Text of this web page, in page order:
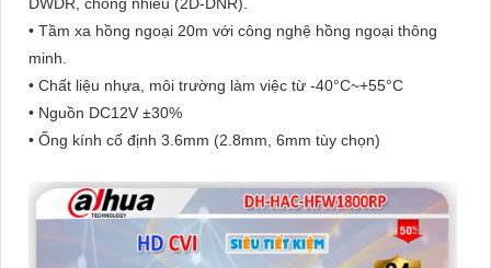
• Tầm xa hồng ngoại 20m với công nghệ hồng ngoại thông
minh.
• Chất liệu nhựa, môi trường làm việc từ -40°C~+55°C
• Nguồn DC12V ±30%
• Ống kính cố định 3.6mm (2.8mm, 6mm tùy chọn)